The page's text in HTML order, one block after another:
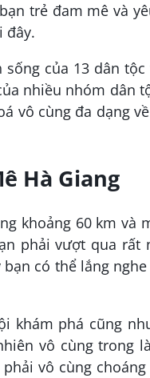
trẻ đam mê và
đây.
của 13 dân
nhiều nhóm dân
vô cùng đa dạng
Hà Giang
khoảng 60 km và
phải vượt qua rất
có thể lắng
khám phá cũng
vô cùng trong
vô cùng